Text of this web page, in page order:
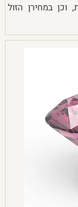
וכן במחירן הזול